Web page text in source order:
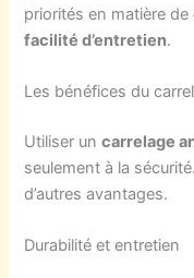
priorités en matière de
facilité d’entretien.
Les bénéfices du
Utiliser uncarrelage
seulement à la
d’autres avantages.
Durabilité et entretien